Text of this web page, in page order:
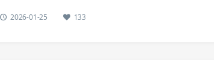
2026-01-25 133